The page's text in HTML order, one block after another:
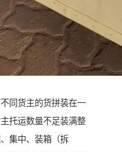
同货主的货拼装在一
托运数量不足装满整
集中、装箱（拆